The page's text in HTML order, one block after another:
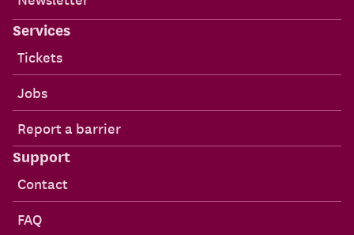
Services
Tickets
Jobs
Report a barrier
Support
Contact
FAQ